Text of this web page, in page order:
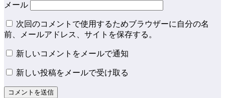
メール
次回のコメントで使用するためブラウザーに自分の名
前、メールアドレス、サイトを保存する。
新しいコメントをメールで通知
新しい投稿をメールで受け取る